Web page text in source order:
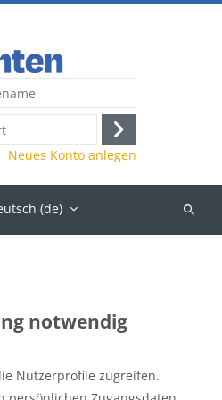
Anmelden
Neues Konto anlegen
‎(de)‎
Kurse
notwendig
Nutzerprofile zugreifen.